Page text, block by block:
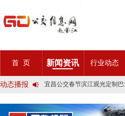
首 页 新闻资讯 行业动态
动态播报
第九届公交都市发展论坛 (深
石河子市公交公司荣获全国
宜昌公交春节滨江观光定制巴
创新 实践 沟通 | 聚焦「智慧
岁月为鉴人民为证，百年北京